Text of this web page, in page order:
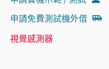
申請免費測試機外借
視覺感測器